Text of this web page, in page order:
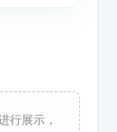
行展示，